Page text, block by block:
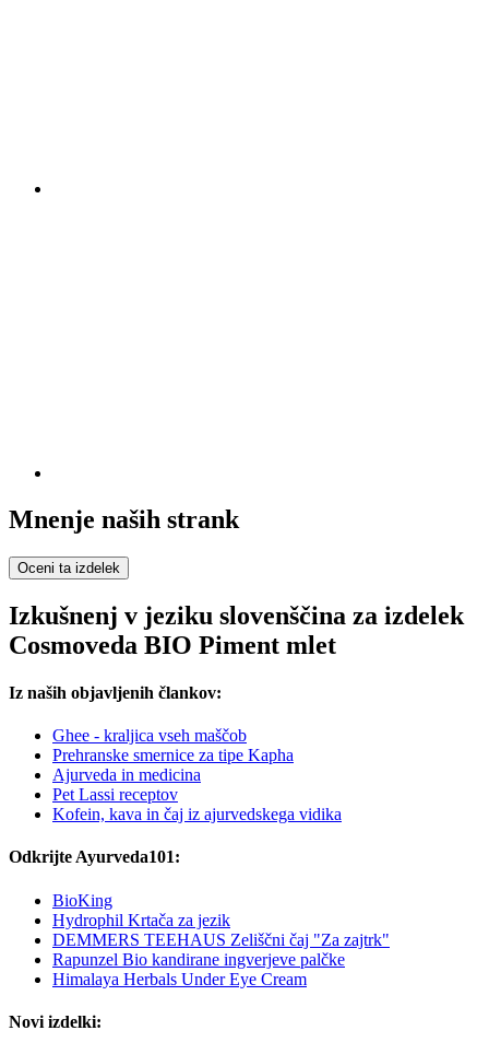
Mnenje naših strank
Oceni ta izdelek
Izkušnenj v jeziku slovenščina za izdelek
Cosmoveda BIO Piment mlet
Iz naših objavljenih člankov:
Ghee - kraljica vseh maščob
Prehranske smernice za tipe Kapha
Ajurveda in medicina
Pet Lassi receptov
Kofein, kava in čaj iz ajurvedskega vidika
Odkrijte Ayurveda101:
BioKing
Hydrophil Krtača za jezik
DEMMERS TEEHAUS Zeliščni čaj "Za zajtrk"
Rapunzel Bio kandirane ingverjeve palčke
Himalaya Herbals Under Eye Cream
Novi izdelki: